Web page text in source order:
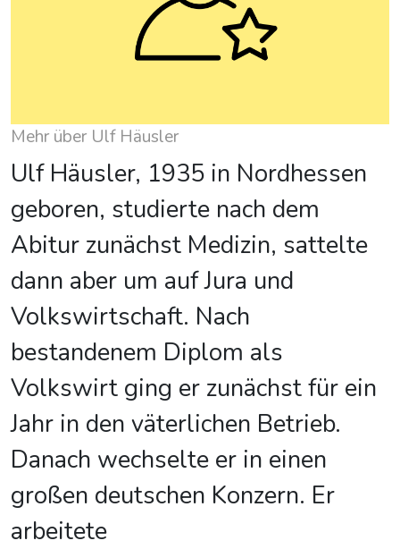
Mehr über Ulf Häusler
Ulf Häusler, 1935 in Nordhessen
geboren, studierte nach dem
Abitur zunächst Medizin, sattelte
dann aber um auf Jura und
Volkswirtschaft. Nach
bestandenem Diplom als
Volkswirt ging er zunächst für ein
Jahr in den väterlichen Betrieb.
Danach wechselte er in einen
großen deutschen Konzern. Er
arbeitete